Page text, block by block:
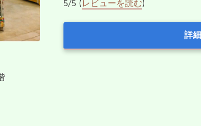
5/5 (レビューを読む)
詳